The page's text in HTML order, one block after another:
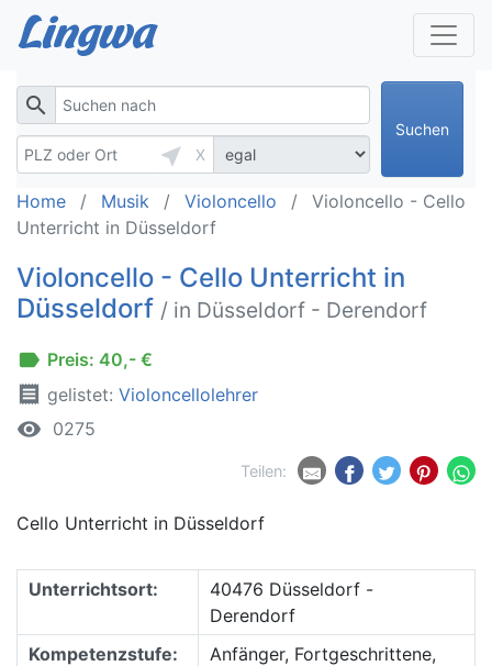
search
near_me
X
Suchen
Home Musik Violoncello
Violoncello - Cello
Unterricht in Düsseldorf
Violoncello - Cello Unterricht in
Düsseldorf / in Düsseldorf - Derendorf
label Preis: 40,- €
receipt gelistet: Violoncellolehrer
remove_red_eye 0275
Teilen:
Cello Unterricht in Düsseldorf
Unterrichtsort:
40476 Düsseldorf -
Derendorf
Kompetenzstufe:
Anfänger, Fortgeschrittene,